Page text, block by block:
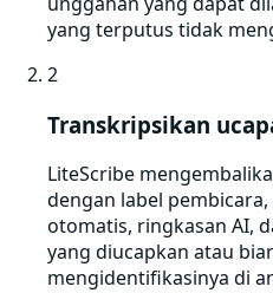
yang terputus tidak
2
Transkripsikan
LiteScribe
dengan label
otomatis, ringkasan AI,
yang diucapkan atau
mengidentifikasinya di